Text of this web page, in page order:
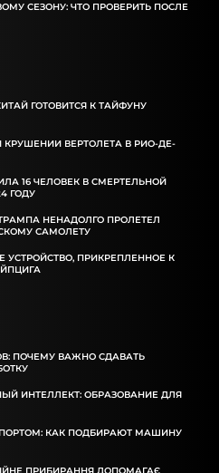
СЕЗОНУ: ЧТО ПРОВЕРИТЬ ПОСЛЕ
ГОТОВИТСЯ К ТАЙФУНУ
ВЕРТОЛЕТА В РИО-ДЕ-
16 ЧЕЛОВЕК В СМЕРТЕЛЬНОЙ
ГОДУ
ТРАМПА НЕНАДОЛГО ПРОЛЕТЕЛ
САМОЛЕТУ
УСТРОЙСТВО, ПРИКРЕПЛЕННОЕ К
ПОЧЕМУ ВАЖНО СДАВАТЬ
ИНТЕЛЛЕКТ: ОБРАЗОВАНИЕ ДЛЯ
КАК ПОДБИРАЮТ МАШИНУ